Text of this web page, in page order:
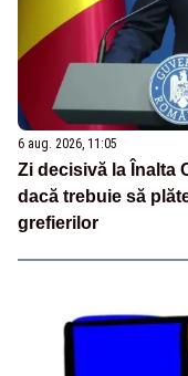
6 aug. 2026, 11:05
Zi decisivă la Înalta
dacă trebuie să
grefierilor